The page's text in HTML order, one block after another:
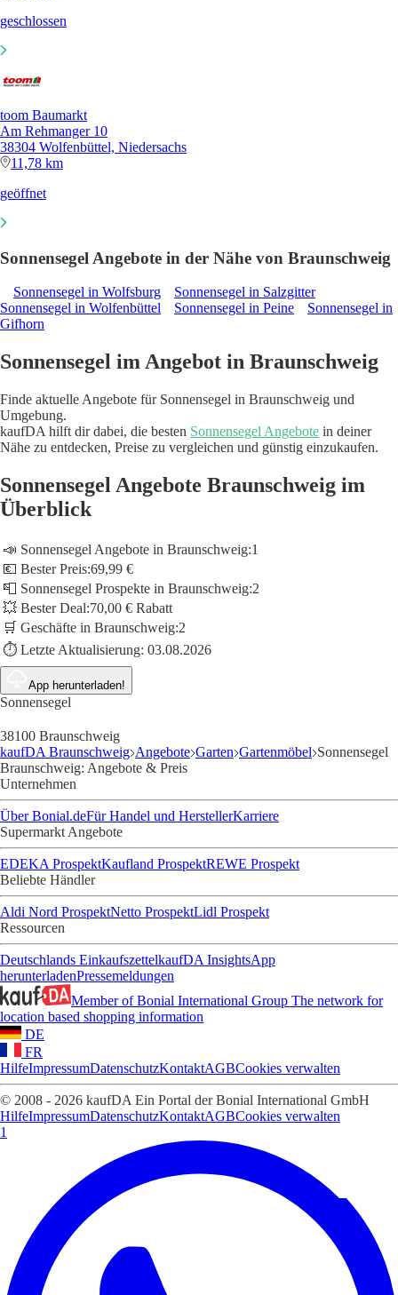
geschlossen
toom Baumarkt
Am Rehmanger 10
38304 Wolfenbüttel, Niedersachs
11,78 km
geöffnet
Sonnensegel Angebote in der Nähe von Braunschweig
Sonnensegel in Wolfsburg
Sonnensegel in Salzgitter
Sonnensegel in Wolfenbüttel
Sonnensegel in Peine
Sonnensegel in
Gifhorn
Sonnensegel im Angebot in Braunschweig
Finde aktuelle Angebote für Sonnensegel in Braunschweig und
Umgebung.
kaufDA hilft dir dabei, die besten Sonnensegel Angebote in deiner
Nähe zu entdecken, Preise zu vergleichen und günstig einzukaufen.
Sonnensegel Angebote Braunschweig im
Überblick
📣 Sonnensegel Angebote in Braunschweig:1
💶 Bester Preis:69,99 €
📮 Sonnensegel Prospekte in Braunschweig:2
💥 Bester Deal:70,00 € Rabatt
🛒 Geschäfte in Braunschweig:2
⏱️ Letzte Aktualisierung: 03.08.2026
App herunterladen!
Sonnensegel
38100 Braunschweig
kaufDA Braunschweig Angebote Garten Gartenmöbel Sonnensegel
Braunschweig: Angebote & Preis
Unternehmen
Über Bonial.deFür Handel und HerstellerKarriere
Supermarkt Angebote
EDEKA ProspektKaufland ProspektREWE Prospekt
Beliebte Händler
Aldi Nord ProspektNetto ProspektLidl Prospekt
Ressourcen
Deutschlands EinkaufszettelkaufDA InsightsApp
herunterladenPressemeldungen
Member of Bonial International Group The network for
location based shopping information
DE
FR
HilfeImpressumDatenschutzKontaktAGBCookies verwalten
© 2008 - 2026 kaufDA Ein Portal der Bonial International GmbH
HilfeImpressumDatenschutzKontaktAGBCookies verwalten
1